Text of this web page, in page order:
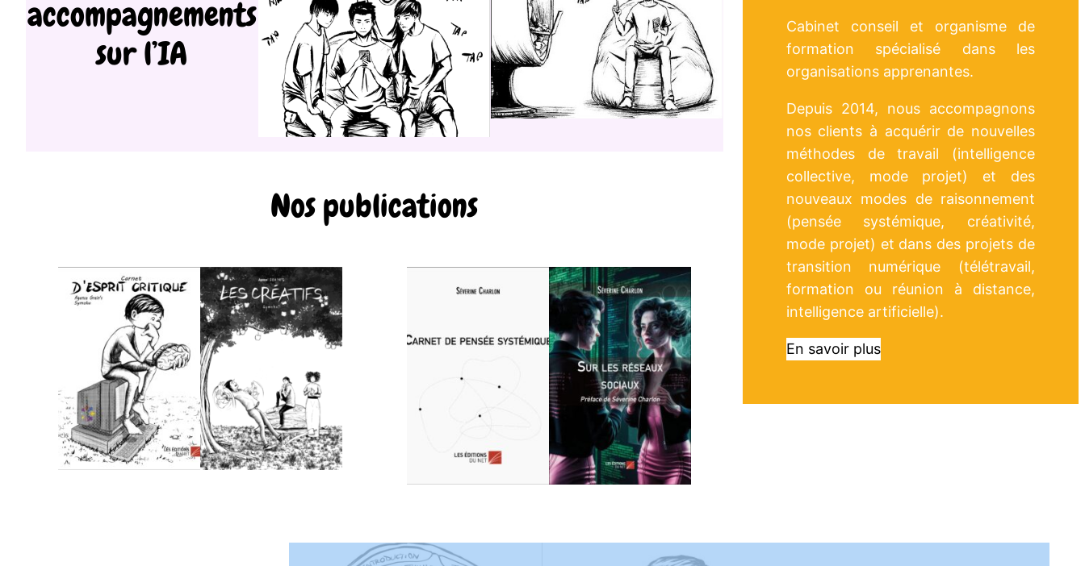
accompagnements
sur l’IA
Nos publications
Cabinet conseil et organisme de
formation spécialisé dans les
organisations apprenantes.
Depuis 2014, nous accompagnons
nos clients à acquérir de nouvelles
méthodes de travail (intelligence
collective, mode projet) et des
nouveaux modes de raisonnement
(pensée systémique, créativité,
mode projet) et dans des projets de
transition numérique (télétravail,
formation ou réunion à distance,
intelligence artificielle).
En savoir plus